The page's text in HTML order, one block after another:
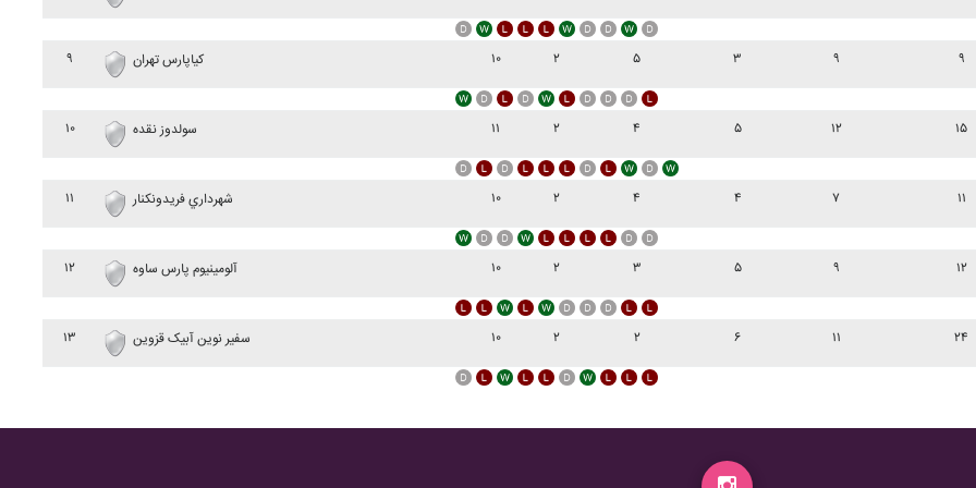
۹ کياپارس تهران ۱۰ ۲ ۵ ۳ ۹ ۹
۱۰ سولدوز نقده ۱۱ ۲ ۴ ۵ ۱۲ ۱۵
۱۱ شهرداري فريدونکنار ۱۰ ۲ ۴ ۴ ۷ ۱۱
۱۲ آلومينيوم پارس ساوه ۱۰ ۲ ۳ ۵ ۹ ۱۲
۱۳ سفير نوين آبيک قزوين ۱۰ ۲ ۲ ۶ ۱۱ ۲۴